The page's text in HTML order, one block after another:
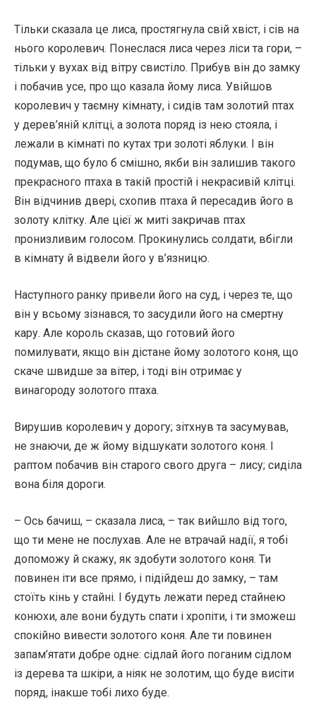
Тільки сказала це лиса, простягнула свій хвіст, і сів на
нього королевич. Понеслася лиса через ліси та гори, –
тільки у вухах від вітру свистіло. Прибув він до замку
і побачив усе, про що казала йому лиса. Увійшов
королевич у таємну кімнату, і сидів там золотий птах
у дерев’яній клітці, а золота поряд із нею стояла, і
лежали в кімнаті по кутах три золоті яблуки. І він
подумав, що було б смішно, якби він залишив такого
прекрасного птаха в такій простій і некрасивій клітці.
Він відчинив двері, схопив птаха й пересадив його в
золоту клітку. Але цієї ж миті закричав птах
пронизливим голосом. Прокинулись солдати, вбігли
в кімнату й відвели його у в’язницю.
Наступного ранку привели його на суд, і через те, що
він у всьому зізнався, то засудили його на смертну
кару. Але король сказав, що готовий його
помилувати, якщо він дістане йому золотого коня, що
скаче швидше за вітер, і тоді він отримає у
винагороду золотого птаха.
Вирушив королевич у дорогу; зітхнув та засумував,
не знаючи, де ж йому відшукати золотого коня. І
раптом побачив він старого свого друга – лису; сиділа
вона біля дороги.
– Ось бачиш, – сказала лиса, – так вийшло від того,
що ти мене не послухав. Але не втрачай надії, я тобі
допоможу й скажу, як здобути золотого коня. Ти
повинен іти все прямо, і підійдеш до замку, – там
стоїть кінь у стайні. І будуть лежати перед стайнею
конюхи, але вони будуть спати і хропіти, і ти зможеш
спокійно вивести золотого коня. Але ти повинен
запам’ятати добре одне: сідлай його поганим сідлом
із дерева та шкіри, а ніяк не золотим, що буде висіти
поряд, інакше тобі лихо буде.